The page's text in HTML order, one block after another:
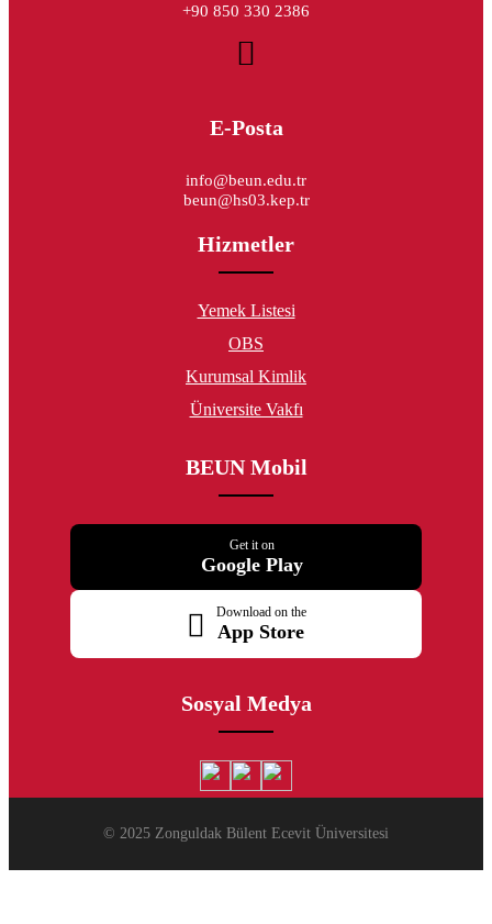
+90 850 330 2386
E-Posta
info@beun.edu.tr
beun@hs03.kep.tr
Hizmetler
Yemek Listesi
OBS
Kurumsal Kimlik
Üniversite Vakfı
BEUN Mobil
Get it on
Google Play
Download on the
App Store
Sosyal Medya
© 2025 Zonguldak Bülent Ecevit Üniversitesi